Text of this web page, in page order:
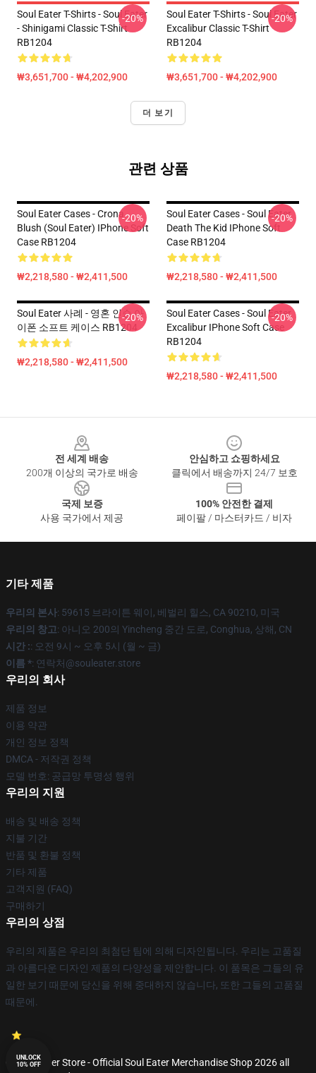
Soul Eater T-Shirts - Soul Eater
- Shinigami Classic T-Shirt
RB1204
₩3,651,700 - ₩4,202,900
-20%
Soul Eater T-Shirts - Soul Eater
Excalibur Classic T-Shirt
RB1204
₩3,651,700 - ₩4,202,900
-20%
더 보기
관련 상품
Soul Eater Cases - Crona
Blush (soul Eater) IPhone Soft
Case RB1204
₩2,218,580 - ₩2,411,500
-20%
Soul Eater Cases - Soul Eater
Death The Kid IPhone Soft
Case RB1204
₩2,218,580 - ₩2,411,500
-20%
Soul Eater 사례 - 영혼 인승 아
이폰 소프트 케이스 RB1204
₩2,218,580 - ₩2,411,500
-20%
Soul Eater Cases - Soul Eater
Excalibur IPhone Soft Case
RB1204
₩2,218,580 - ₩2,411,500
-20%
전 세계 배송
200개 이상의 국가로 배송
안심하고 쇼핑하세요
클릭에서 배송까지 24/7 보호
국제 보증
사용 국가에서 제공
100% 안전한 결제
페이팔 / 마스터카드 / 비자
기타 제품
우리의 본사: 59615 브라이튼 웨이, 베벌리 힐스, CA 90210, 미국
우리의 창고: 아니오 200의 Yincheng 중간 도로, Conghua, 상해, CN
시간 :: 오전 9시 ~ 오후 5시 (월 ~ 금)
이름 *: 연락처@souleater.store
우리의 회사
제품 정보
이용 약관
개인 정보 정책
DMCA - 저작권 정책
모델 번호: 공급망 투명성 행위
우리의 지원
배송 및 배송 정책
지불 기간
반품 및 환불 정책
기타 제품
고객지원 (FAQ)
구매하기
우리의 상점
우리의 제품은 우리의 최첨단 팀에 의해 디자인됩니다. 우리는 고품질
과 아름다운 디자인 제품의 다양성을 제안합니다. 이 품목은 그들의 유
일한 보기 때문에 당신을 위해 중대하지 않습니다, 또한 그들의 고품질
때문에.
© Soul Eater Store - Official Soul Eater Merchandise Shop 2026 all
UNLOCK
10% OFF